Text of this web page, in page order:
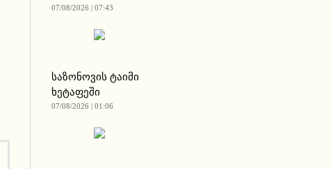
07/08/2026 | 07:43
საზონოვის ტაიმი
ხეტაფეში
07/08/2026 | 01:06